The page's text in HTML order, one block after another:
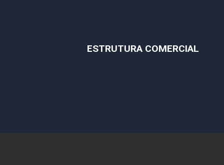
ESTRUTURA COMERCIAL